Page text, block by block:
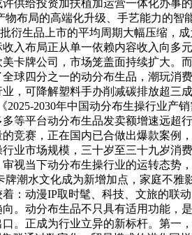
供给投资加扶植加运营一体化办事
局的高端化升级、手艺能力的智
衍生品上市的平均周期大幅压缩，
入布局正从单一依赖内容收入向多
卡牌公司，市场笼盖面持续扩大。
球四分之一的动分布生品，潮玩消
，可降解塑料手办削减碳排放超三
2030年中国动分布生操行业产
等平台动分布生品发卖额增速远超
竞赛，正在国内已合做出爆款案例
业市场规模，三十岁至三十九岁消
视当下动分布生操行业的运转态势
潮水文化成为新增加点，家庭不
：动漫IP取时髦、科技、文旅的联
。动分布生品不只具有适用功能，
正成为行业立异的新标杆。第一